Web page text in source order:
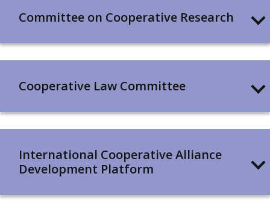
Committee on Cooperative Research
Cooperative Law Committee
International Cooperative Alliance
Development Platform